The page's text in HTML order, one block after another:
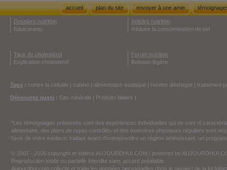
accueil plan du site envoyer à une amie
Dossiers nutrition
Edulcorants
Articles nutrition
Réduire la consommation de sel
Taux de cholestérol
Explication cholesterol
Forum nutrition
Boisson légère
Tags : contre la cellulite | satiété | alimentation asiatique | recette diététique | traitement
Découvrez aussi : Eau minérale | Produits laitiers |
*Les témoignages présentés sont des expériences individuelles qui ne sont ni
alimentaire, des plans de repas contrôlés et des exercices physiques réguliers sont
l'avis de votre médecin traitant avant d'entreprendre un régime amincissant, un
© 2007 - 2026 copyright et éditeur AUJOURDHUI.COM / powered by
Reproduction totale ou partielle interdite sans accord préalable.
Aujourdhui.com collecte et traite les données personnelles dans le respect de la loi